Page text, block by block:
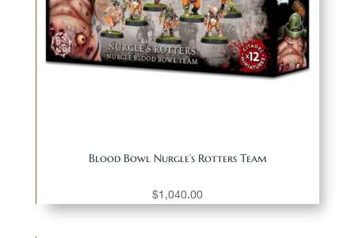
Blood Bowl Nurgle’s Rotters Team
$1,040.00